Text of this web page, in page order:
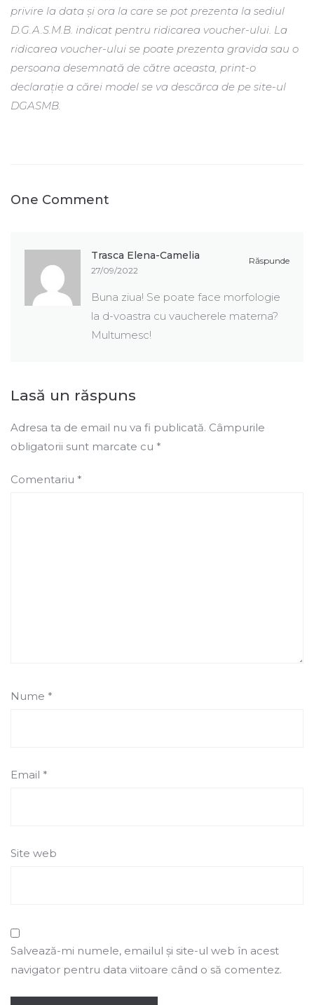
privire la data și ora la care se pot prezenta la sediul
D.G.A.S.M.B. indicat pentru ridicarea voucher-ului. La
ridicarea voucher-ului se poate prezenta gravida sau o
persoana desemnată de către aceasta, print-o
declarație a cărei model se va descărca de pe site-ul
DGASMB.
One Comment
Răspunde
Trasca Elena-Camelia
27/09/2022
Buna ziua! Se poate face morfologie
la d-voastra cu vaucherele materna?
Multumesc!
Lasă un răspuns
Adresa ta de email nu va fi publicată. Câmpurile
obligatorii sunt marcate cu *
Comentariu *
Nume *
Email *
Site web
Salvează-mi numele, emailul și site-ul web în acest
navigator pentru data viitoare când o să comentez.